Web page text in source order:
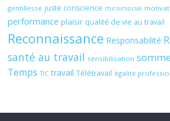
gentillesse juste conscience miroirsocial
performance plaisir qualité de vie au travail
Reconnaissance Responsabilité
santé au travail sensibilisation
Temps TIC travail Télétravail égalité